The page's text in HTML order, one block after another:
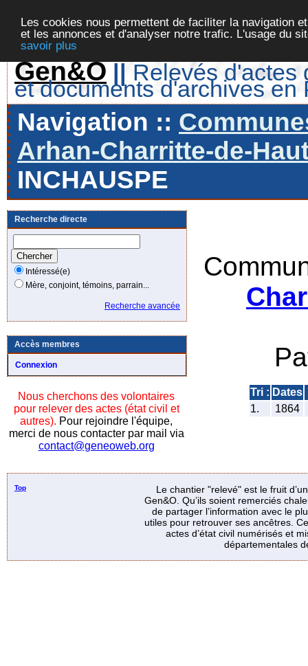
Les cookies nous permettent de faciliter la navigation
et les annonces et d'analyser notre trafic. L'usage du
savoir plus
Gen&O || Relevés d'actes
et documents d'archives en
Navigation ::
Arhan-Charritte-de-
INCHAUSPE
Recherche directe
Intéressé(e)
Mère, conjoint, témoins, parrain...
Recherche avancée
Accès membres
Connexion
Nous cherchons des volontaires
pour relever des actes (état civil et
autres). Pour rejoindre l'équipe,
merci de nous contacter par mail via
contact@geneoweb.org
Tri : Dates
1.
1864
Top
Le chantier "relevé" est le fruit
Gen&O. Qu’ils soient remerciés
de partager l’information avec le
utiles pour retrouver ses ancêtres.
actes d’état civil numérisés et
départementales